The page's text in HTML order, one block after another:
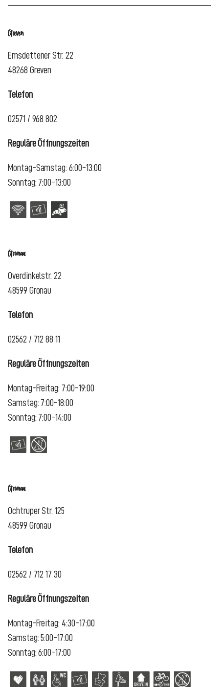
Greven
Emsdettener Str. 22
48268 Greven
Telefon
02571 / 968 802
Reguläre Öffnungszeiten
Montag-Samstag: 6:00-13:00
Sonntag: 7:00-13:00
Gronau
Overdinkelstr. 22
48599 Gronau
Telefon
02562 / 712 88 11
Reguläre Öffnungszeiten
Montag-Freitag: 7:00-19:00
Samstag: 7:00-18:00
Sonntag: 7:00-14:00
Gronau
Ochtruper Str. 125
48599 Gronau
Telefon
02562 / 712 17 30
Reguläre Öffnungszeiten
Montag-Freitag: 4:30-17:00
Samstag: 5:00-17:00
Sonntag: 6:00-17:00